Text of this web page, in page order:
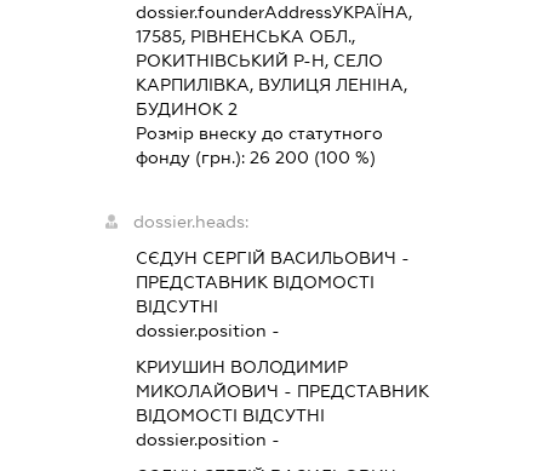
dossier.founderAddressУКРАЇНА,
17585, РІВНЕНСЬКА ОБЛ.,
РОКИТНІВСЬКИЙ Р-Н, СЕЛО
КАРПИЛІВКА, ВУЛИЦЯ ЛЕНІНА,
БУДИНОК 2
Розмір внеску до статутного
фонду (грн.): 26 200 (100 %)
dossier.heads:
СЄДУН СЕРГІЙ ВАСИЛЬОВИЧ -
ПРЕДСТАВНИК ВІДОМОСТІ
ВІДСУТНІ
dossier.position -
КРИУШИН ВОЛОДИМИР
МИКОЛАЙОВИЧ - ПРЕДСТАВНИК
ВІДОМОСТІ ВІДСУТНІ
dossier.position -